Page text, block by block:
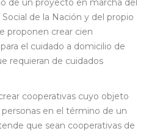
de un proyecto en marcha del
de la Nación y del propio
proponen crear cien
el cuidado a domicilio de
requieran de cuidados
cooperativas cuyo objeto
en el término de un
que sean cooperativas de